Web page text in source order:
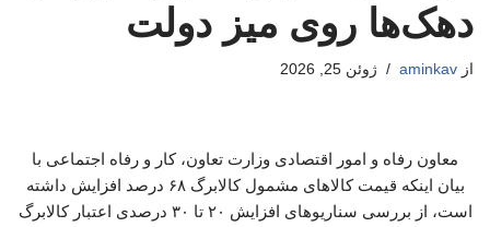
دهک‌ها روی میز دولت
از aminkav ژوئن 25, 2026
معاون رفاه و امور اقتصادی وزارت تعاون، کار و رفاه اجتماعی با
بیان اینکه قیمت کالاهای مشمول کالابرگ ۶۸ درصد افزایش داشته
است، از بررسی سناریوهای افزایش ۲۰ تا ۳۰ درصدی اعتبار کالابرگ